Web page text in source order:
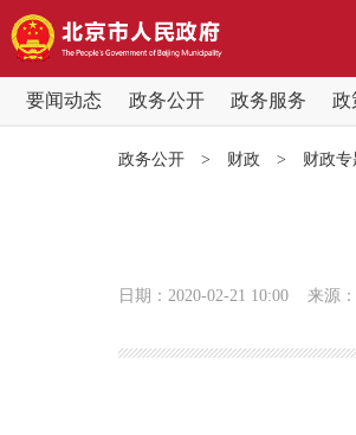
要闻动态 政务公开 政务服务 政
政务公开 > 财政 > 财政专
日期：2020-02-21 10:00 来源